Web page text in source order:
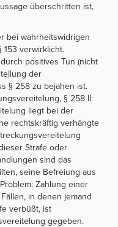
überschritten ist,
bei wahrheitswidrigen
153 verwirklicht.
positives Tun (nicht
der
§ 258 zu bejahen ist.
§ 258 II:
liegt bei der
rechtskräftig verhängte
Strafe oder
sind das
seine Befreiung aus
Zahlung einer
in denen jemand
verbüßt, ist
gegeben.